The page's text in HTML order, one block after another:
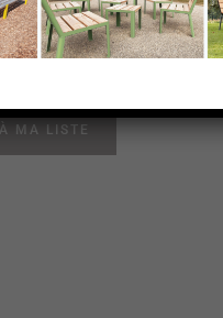
PERFO CADRE
AISI304 BROSSE
MA LISTE